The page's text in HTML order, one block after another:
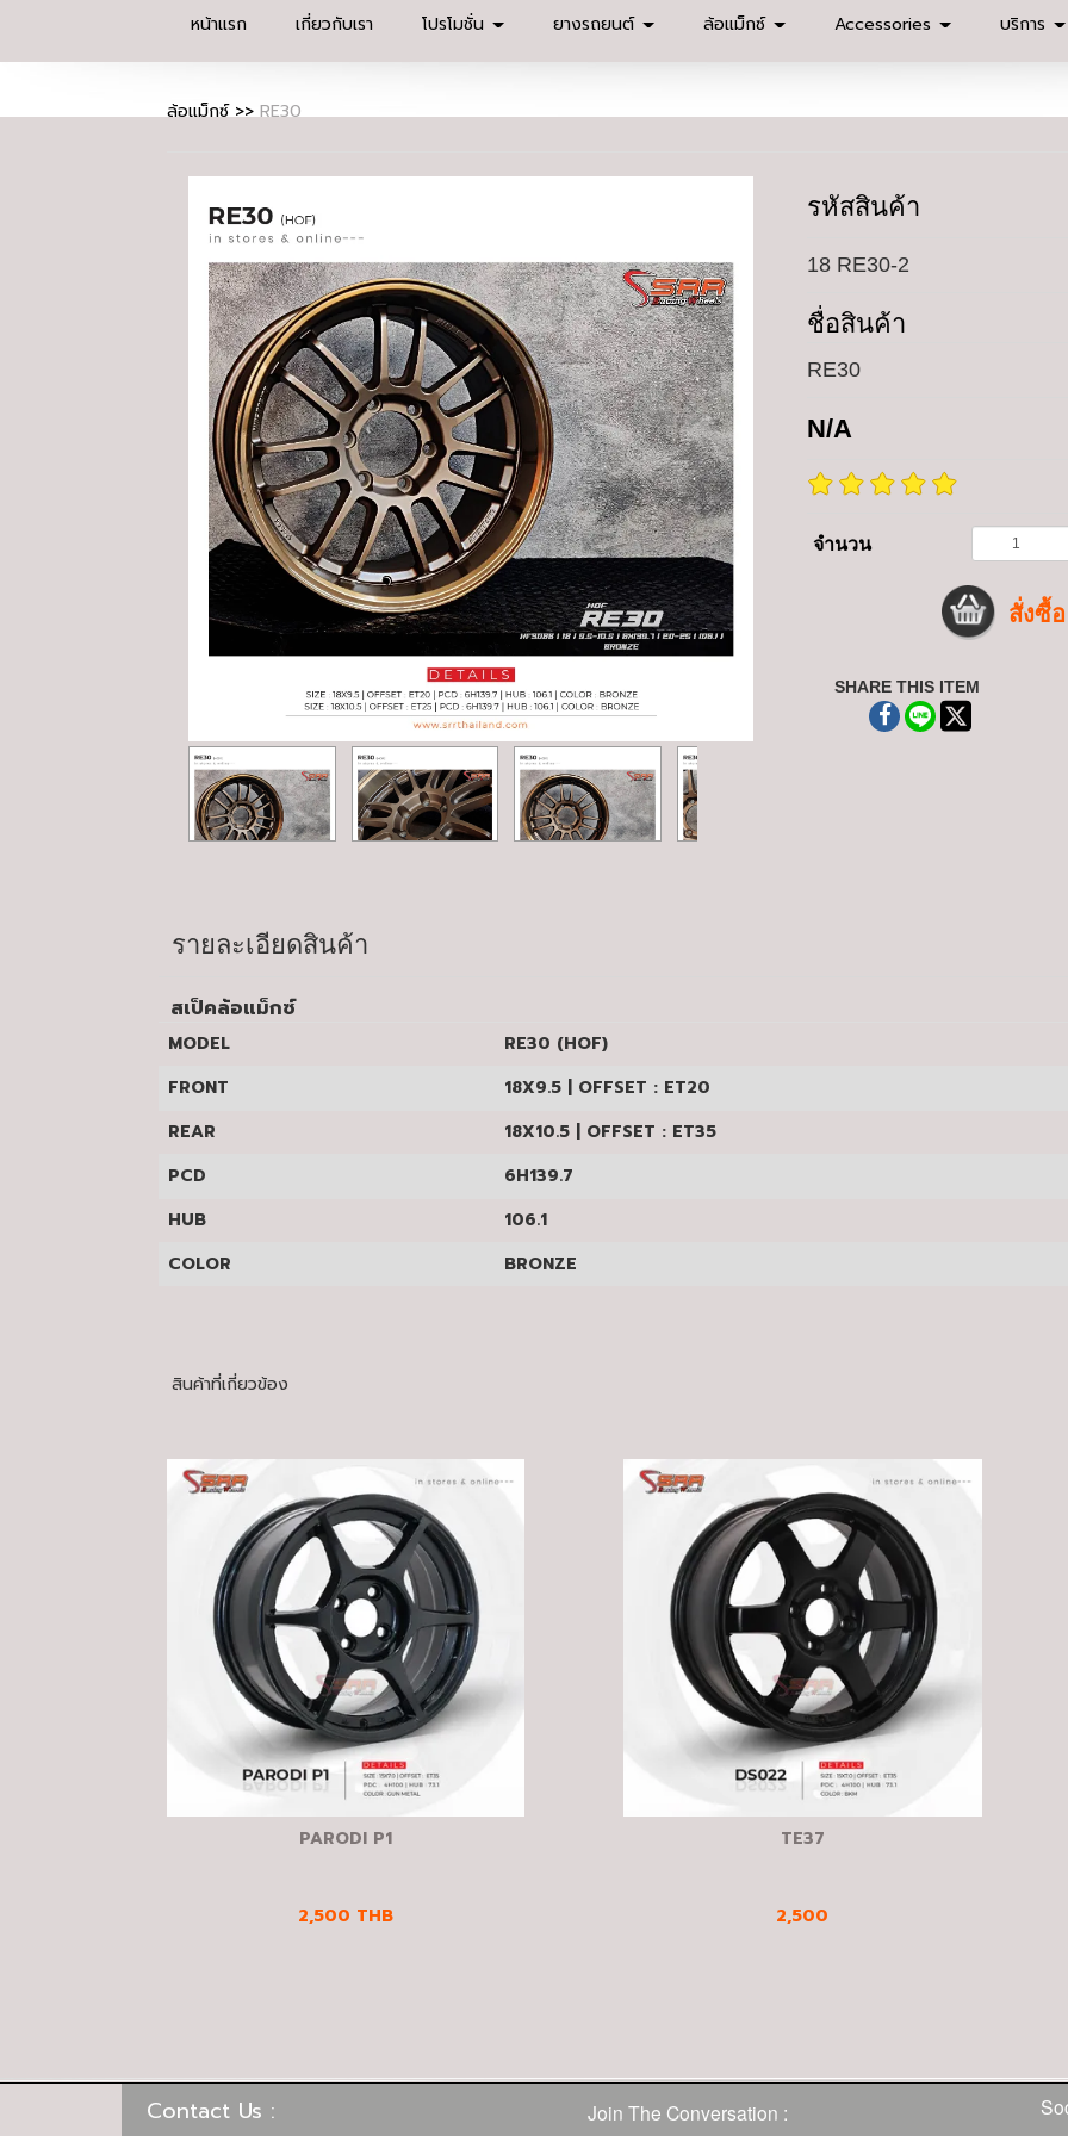
หน้าแรก เกี่ยวกับเรา โปรโมชั่น ยางรถยนต์ ล้อแม็กซ์ Accessories บริการ
ล้อแม็กซ์>>RE30
รหัสสินค้า
18 RE30-2
ชื่อสินค้า
RE30
N/A
จำนวน
สั่งซื้อ
SHARE THIS ITEM
รายละเอียดสินค้า
สเป็คล้อแม็กซ์
MODEL
RE30 (HOF)
FRONT
18X9.5 | OFFSET : ET20
REAR
18X10.5 | OFFSET : ET35
PCD
6H139.7
HUB
106.1
COLOR
BRONZE
สินค้าที่เกี่ยวข้อง
PARODI P1
2,500 THB
TE37
2,500
Contact Us : Join The Conversation :